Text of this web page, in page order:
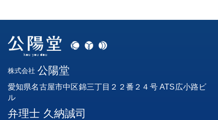
株式会社 公陽堂
愛知県名古屋市中区錦三丁目２２番２４号 ATS広小路ビ
ル
弁理士 久納誠司